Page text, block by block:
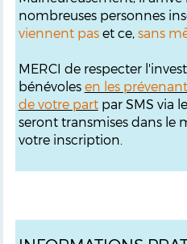
nombreuses personnes
viennent paset ce, sans
MERCI de respecter
bénévoles en les
de votre partpar SMS via
seront transmises dans le
votre inscription.